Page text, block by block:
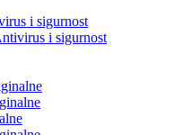
i sigurnost
i sigurnost